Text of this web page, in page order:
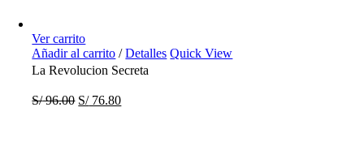
Ver carrito
Añadir al carrito / Detalles Quick View
La Revolucion Secreta
S/96.00 S/76.80